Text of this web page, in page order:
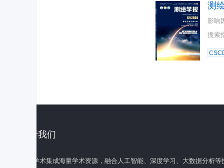
测
影响
搜索
关于我们
百度学术集成海量学术资源，融合人工智能、深度学习、大数据分析